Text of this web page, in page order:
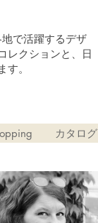
で活躍するデザ
レクションと、日
。
カタログ